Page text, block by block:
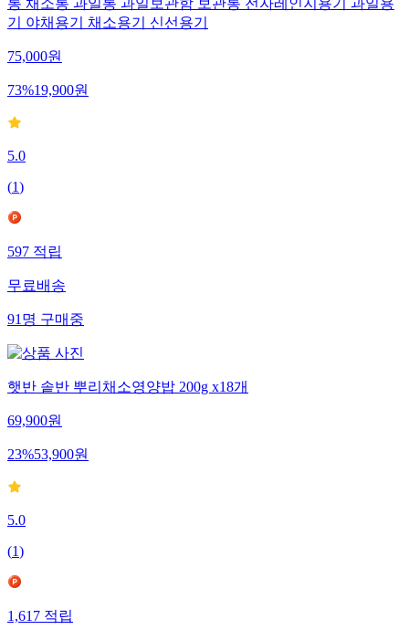
통 채소통 과일통 과일보관함 보관통 전자레인지용기 과일용
기 야채용기 채소용기 신선용기
75,000원
73%19,900원
5.0
(1)
597적립
무료배송
91명구매중
햇반 솥반 뿌리채소영양밥 200g x18개
69,900원
23%53,900원
5.0
(1)
1,617적립